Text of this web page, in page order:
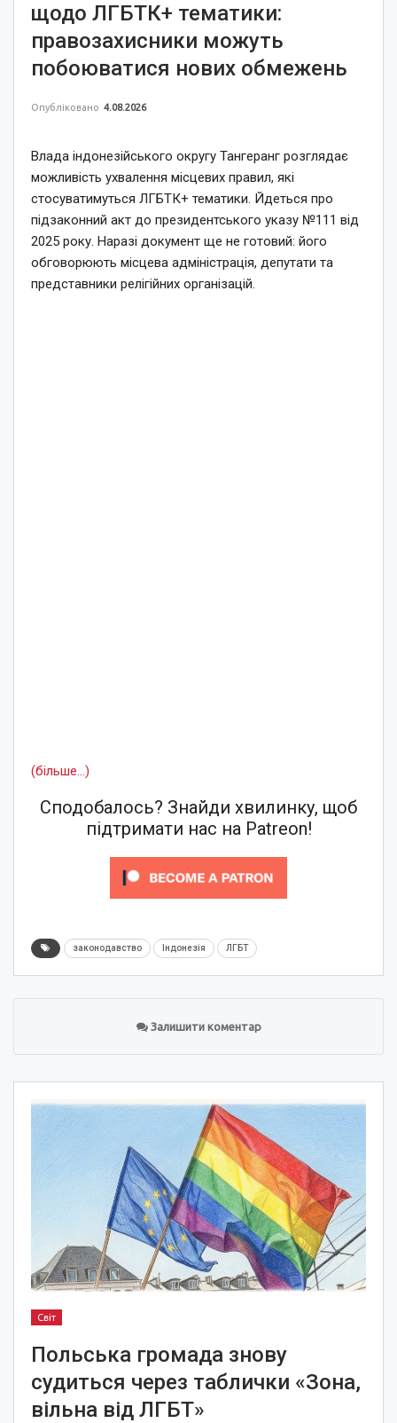
щодо ЛГБТК+ тематики:
правозахисники можуть
побоюватися нових обмежень
Опубліковано 4.08.2026
Влада індонезійського округу Тангеранг розглядає
можливість ухвалення місцевих правил, які
стосуватимуться ЛГБТК+ тематики. Йдеться про
підзаконний акт до президентського указу №111 від
2025 року. Наразі документ ще не готовий: його
обговорюють місцева адміністрація, депутати та
представники релігійних організацій.
(більше…)
Сподобалось? Знайди хвилинку, щоб
підтримати нас на Patreon!
законодавство Індонезія ЛГБТ
Залишити коментар
Світ
Польська громада знову
судиться через таблички «Зона,
вільна від ЛГБТ»